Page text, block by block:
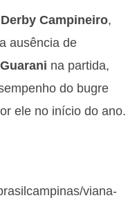
Derby Campineiro,
ausência de
Guarani na partida,
do bugre
ele no início do ano.
viana-